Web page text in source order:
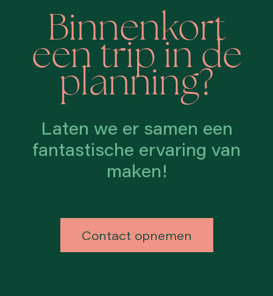
Binnenkort
een trip in de
planning?
Laten we er samen een
fantastische ervaring van
maken!
Contact opnemen